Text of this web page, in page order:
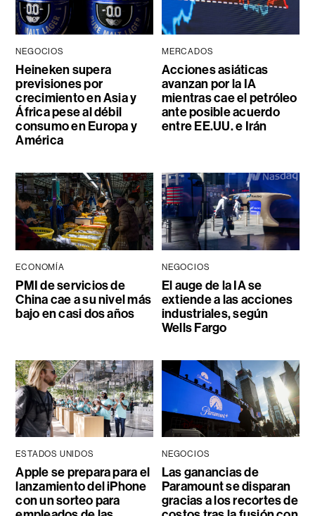
NEGOCIOS
Heineken supera
previsiones por
crecimiento en Asia y
África pese al débil
consumo en Europa y
América
MERCADOS
Acciones asiáticas
avanzan por la IA
mientras cae el petróleo
ante posible acuerdo
entre EE.UU. e Irán
ECONOMÍA
PMI de servicios de
China cae a su nivel más
bajo en casi dos años
NEGOCIOS
El auge de la IA se
extiende a las acciones
industriales, según
Wells Fargo
ESTADOS UNIDOS
Apple se prepara para el
lanzamiento del iPhone
con un sorteo para
NEGOCIOS
Las ganancias de
Paramount se disparan
gracias a los recortes de